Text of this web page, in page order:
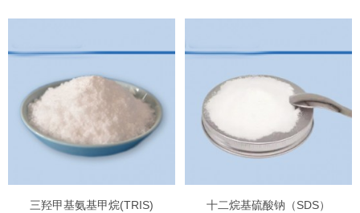
三羟甲基氨基甲烷(TRIS) 十二烷基硫酸钠（SDS）